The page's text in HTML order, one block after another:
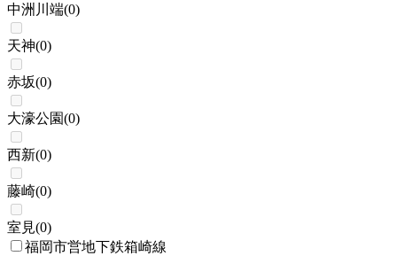
中洲川端(0)
天神(0)
赤坂(0)
大濠公園(0)
西新(0)
藤崎(0)
室見(0)
福岡市営地下鉄箱崎線